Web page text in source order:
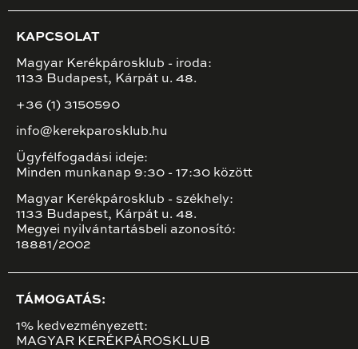
KAPCSOLAT
Magyar Kerékpárosklub - iroda:
1133 Budapest, Kárpát u. 48.
+36 (1) 3150590
info@kerekparosklub.hu
Ügyfélfogadási ideje:
Minden munkanap 9:30 - 17:30 között
Magyar Kerékpárosklub - székhely:
1133 Budapest, Kárpát u. 48.
Megyei nyilvántartásbeli azonosító:
18881/2002
TÁMOGATÁS:
1% kedvezményezett:
MAGYAR KERÉKPÁROSKLUB